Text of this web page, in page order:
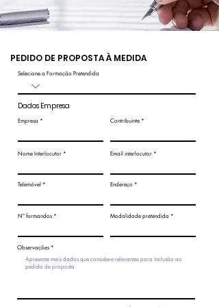
PEDIDO DE PROPOSTA À MEDIDA
Selecione a Formação Pretendida
Dados Empresa
Empresa Contribuinte
Nome Interlocutor Email interlocutor
Telemóvel Endereço
Nº formandos Modalidade pretendida
Observações